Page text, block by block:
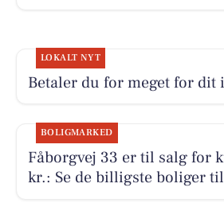
LOKALT NYT
Betaler du for meget for dit
BOLIGMARKED
Fåborgvej 33 er til salg for
kr.: Se de billigste boliger